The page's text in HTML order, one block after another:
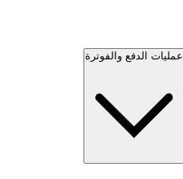
عمليات الدفع والفوترة